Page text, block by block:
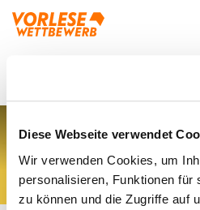
Diese Webseite verwendet
Wir verwenden Cookies, um
personalisieren, Funktionen für
zu können und die Zugriffe auf